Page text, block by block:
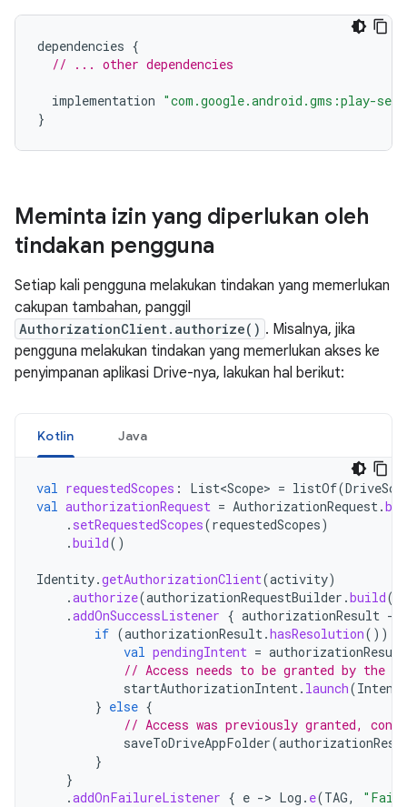
dependencies {
// ... other dependencies
implementation "com.google.android.gms:play-
}
Meminta izin yang diperlukan oleh
tindakan pengguna
Setiap kali pengguna melakukan tindakan yang memerlukan
cakupan tambahan, panggil
AuthorizationClient.authorize() . Misalnya, jika
pengguna melakukan tindakan yang memerlukan akses ke
penyimpanan aplikasi Drive-nya, lakukan hal berikut:
Kotlin Java
val requestedScopes : List<Scope> = listOf(
val authorizationRequest = AuthorizationRequest.
. setRequestedScopes(requestedScopes)
.build()
Identity.getAuthorizationClient(activity)
.authorize(authorizationRequestBuilder .build
.addOnSuccessListener { authorizationResult -
if (authorizationResult.hasResolution())
val pendingIntent = authorizationResult
// Access needs to be granted by the
startAuthorizationIntent. launch(
} else {
// Access was previously granted,
saveToDriveAppFolder(
}
}
.addOnFailureListener { e -> Log . e(TAG,